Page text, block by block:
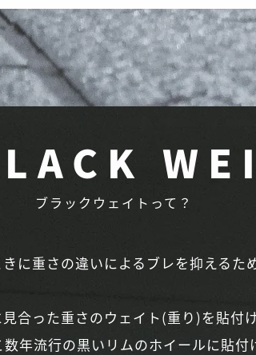
ブラックウェイトって？
に重さの違いによるブレを抑えるため
合った重さのウェイト(重り)を貼付け
年流行の黒いリムのホイールに貼付